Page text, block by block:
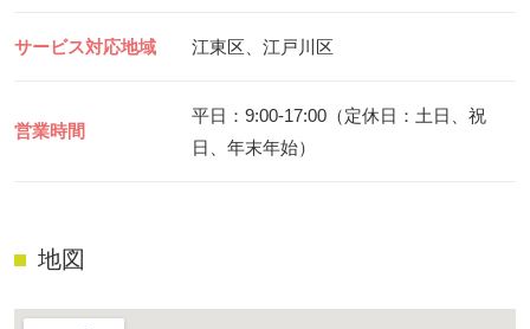
サービス対応地域 江東区、江戸川区
営業時間
平日：9:00-17:00（定休日：土日、祝
日、年末年始）
地図